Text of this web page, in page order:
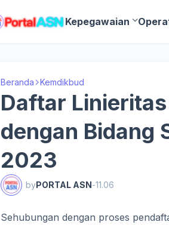
Kepegawaian
Beranda Kemdikbud
Daftar
dengan Bidang
2023
byPORTAL ASN-11.06
Sehubungan dengan proses